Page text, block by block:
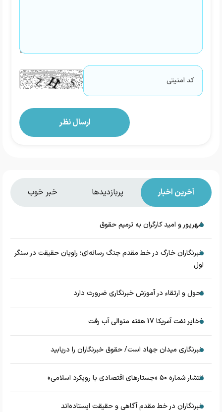
آخرین اخبار پربازدیدها خبر خوب
شهریور و امید کارگران به ترمیم حقوق
خبرنگاران خارگ در خط مقدم جنگ رسانه‌ای؛ راویان حقیقت در سنگر
اول
تحول و ارتقاء در آموزش خبرنگاری ضرورت دارد
ذخایر نفت آمریکا 17 هفته متوالی آب رفت
خبرنگاری میدان جهاد است/ حقوق خبرنگاران را دریابید
انتشار شماره ۵۰ «جستارهای اقتصادی با رویکرد اسلامی»
خبرنگاران در خط مقدم آگاهی و حقیقت ایستاده‌اند